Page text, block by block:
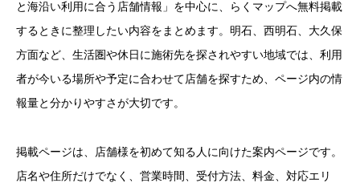
と海沿い利用に合う店舗情報」を中心に、らくマップへ無料掲載
するときに整理したい内容をまとめます。明石、西明石、大久保
方面など、生活圏や休日に施術先を探されやすい地域では、利用
者が今いる場所や予定に合わせて店舗を探すため、ページ内の情
報量と分かりやすさが大切です。
掲載ページは、店舗様を初めて知る人に向けた案内ページです。
店名や住所だけでなく、営業時間、受付方法、料金、対応エリ